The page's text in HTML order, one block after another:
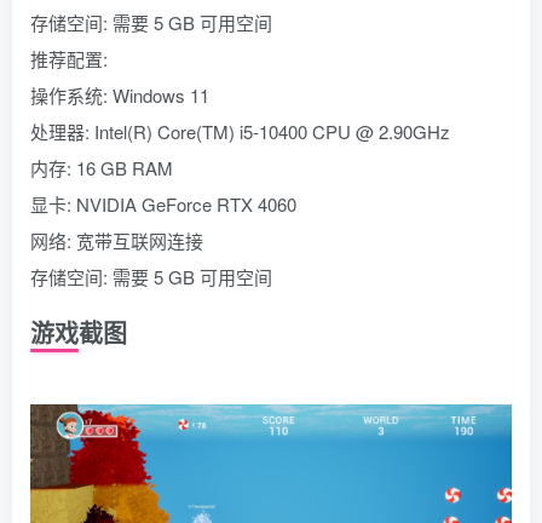
存储空间: 需要 5 GB 可用空间
推荐配置:
操作系统: Windows 11
处理器: Intel(R) Core(TM) i5-10400 CPU @ 2.90GHz
内存: 16 GB RAM
显卡: NVIDIA GeForce RTX 4060
网络: 宽带互联网连接
存储空间: 需要 5 GB 可用空间
游戏截图